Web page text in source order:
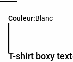
Couleur:Blanc
Liste des couleurs
T-shirt boxy